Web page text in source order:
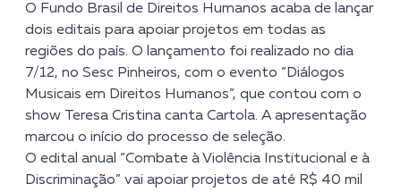
O Fundo Brasil de Direitos Humanos acaba de lançar
dois editais para apoiar projetos em todas as
regiões do país. O lançamento foi realizado no dia
7/12, no Sesc Pinheiros, com o evento “Diálogos
Musicais em Direitos Humanos”, que contou com o
show Teresa Cristina canta Cartola. A apresentação
marcou o início do processo de seleção.
O edital anual “Combate à Violência Institucional e à
Discriminação” vai apoiar projetos de até R$ 40 mil